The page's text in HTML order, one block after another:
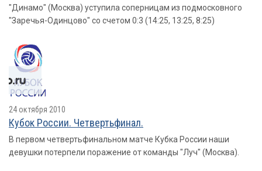
"Динамо" (Москва) уступила соперницам из подмосковного
"Заречья-Одинцово" со счетом 0:3 (14:25, 13:25, 8:25)
24 октября 2010
Кубок России. Четвертьфинал.
В первом четвертьфинальном матче Кубка России наши
девушки потерпели поражение от команды "Луч" (Москва).